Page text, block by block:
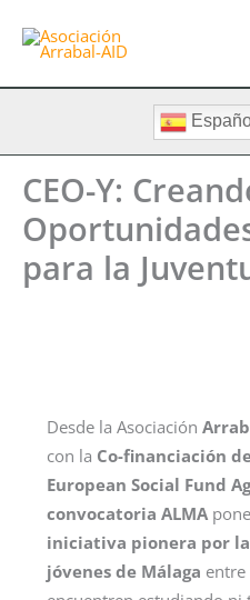
CEO-Y:
para la
Desde la Asociación
con la Co-financiación
European Social Fund
convocatoria ALMA
iniciativa pionera por
jóvenes de Málaga entre